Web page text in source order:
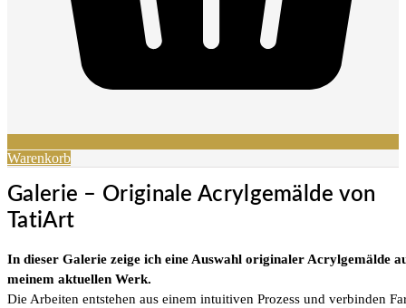
Warenkorb
Galerie – Originale Acrylgemälde von
TatiArt
In dieser Galerie zeige ich eine Auswahl originaler Acrylgemälde
meinem aktuellen Werk.
Die Arbeiten entstehen aus einem intuitiven Prozess und verbinden